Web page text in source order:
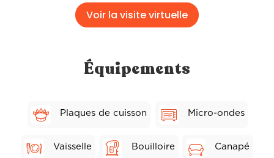
Voir la visite virtuelle
Équipements
Plaques de cuisson Micro-ondes
Vaisselle Bouilloire Canapé